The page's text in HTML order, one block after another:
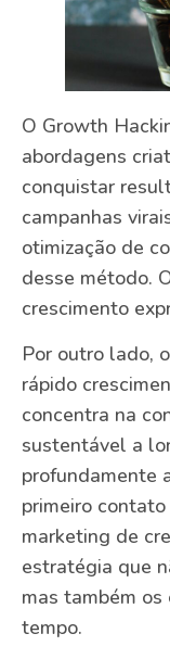
O Growth
abordagens
conquistar
campanhas
otimização de
desse método.
crescimento
Por outro lado,
rápido
concentra na
sustentável a
profundamente
primeiro
marketing de
estratégia que
mas também
tempo.